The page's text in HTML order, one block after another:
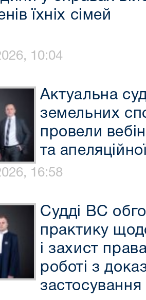
їхніх сімей
10:04
Актуальна
земельних
провели
та
16:58
Судді ВС
практику
і захист
роботі з
застосування